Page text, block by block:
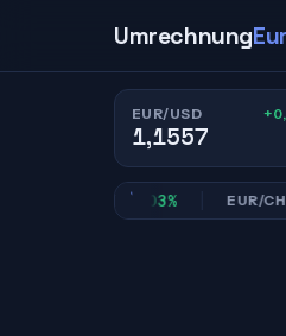
Umrechnung
EUR/USD
1,1557
+0,03% EUR/CHF